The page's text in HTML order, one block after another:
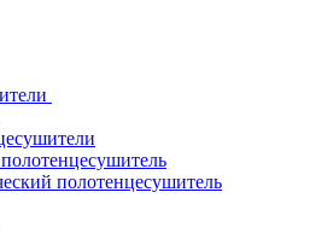
полотенцесушитель